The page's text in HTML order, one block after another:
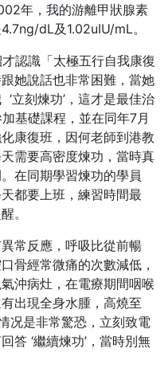
年，我的游離甲狀腺素
dL及1.02uIU/mL。
認識「太極五行自我康復
她說話也非常困難，當她
立刻煉功’，這才是最佳治
基礎課程，並在同年7月
康復班，因何老師到港教
需要高密度煉功，當時真
在同期學習煉功的學員
都要上班，練習時間最
。
常反應，呼吸比從前暢
骨經常微痛的次數減低，
沖病灶，在電療期間咽喉
出現全身水腫，高燒至
况是非常驚恐，立刻致電
答 ‘繼續煉功’，當時別無